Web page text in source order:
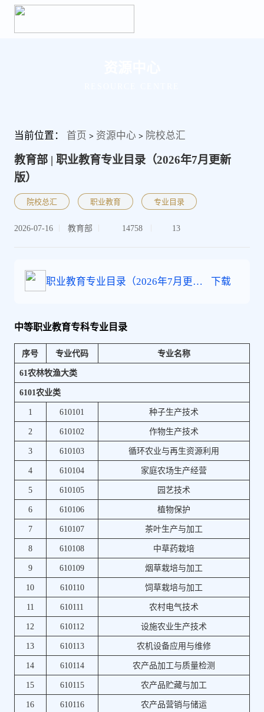
当前位置： 首页 > 资源中心 > 院校总汇
教育部 | 职业教育专业目录（2026年7月更新
版）
院校总汇 职业教育 专业目录
2026-07-16 教育部 14758 13
职业教育专业目录（2026年7月更新
版）
下载
中等职业教育专科专业目录
序号 专业代码
专业名称
61农林牧渔大类
6101农业类
1
610101
种子生产技术
2
610102
作物生产技术
3
610103
循环农业与再生资源利用
4
610104
家庭农场生产经营
5
610105
园艺技术
6
610106
植物保护
7
610107
茶叶生产与加工
8
610108
中草药栽培
9
610109
烟草栽培与加工
10
610110
饲草栽培与加工
11
610111
农村电气技术
12
610112
设施农业生产技术
13
610113
农机设备应用与维修
14
610114
农产品加工与质量检测
15
610115
农产品贮藏与加工
16
610116
农产品营销与储运